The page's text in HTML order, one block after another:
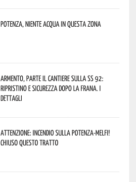
Potenza, niente acqua in questa zona
Armento, parte il cantiere sulla SS 92:
ripristino e sicurezza dopo la frana. I
dettagli
Attenzione: incendio sulla Potenza-Melfi!
Chiuso questo tratto